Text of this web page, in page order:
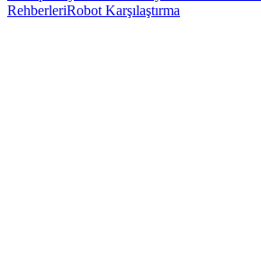
RehberleriRobot Karşılaştırma